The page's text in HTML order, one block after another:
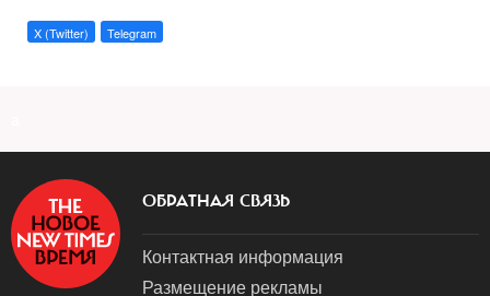
X (Twitter) Telegram
ОБРАТНАЯ СВЯЗЬ
Контактная информация
Размещение рекламы